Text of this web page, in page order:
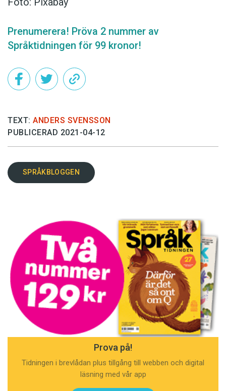
Prenumerera! Pröva 2 nummer av
Språktidningen för 99 kronor!
TEXT: ANDERS SVENSSON
PUBLICERAD 2021-04-12
SPRÅKBLOGGEN
Prova på!
Tidningen i brevlådan plus tillgång till webben och digital
läsning med vår app